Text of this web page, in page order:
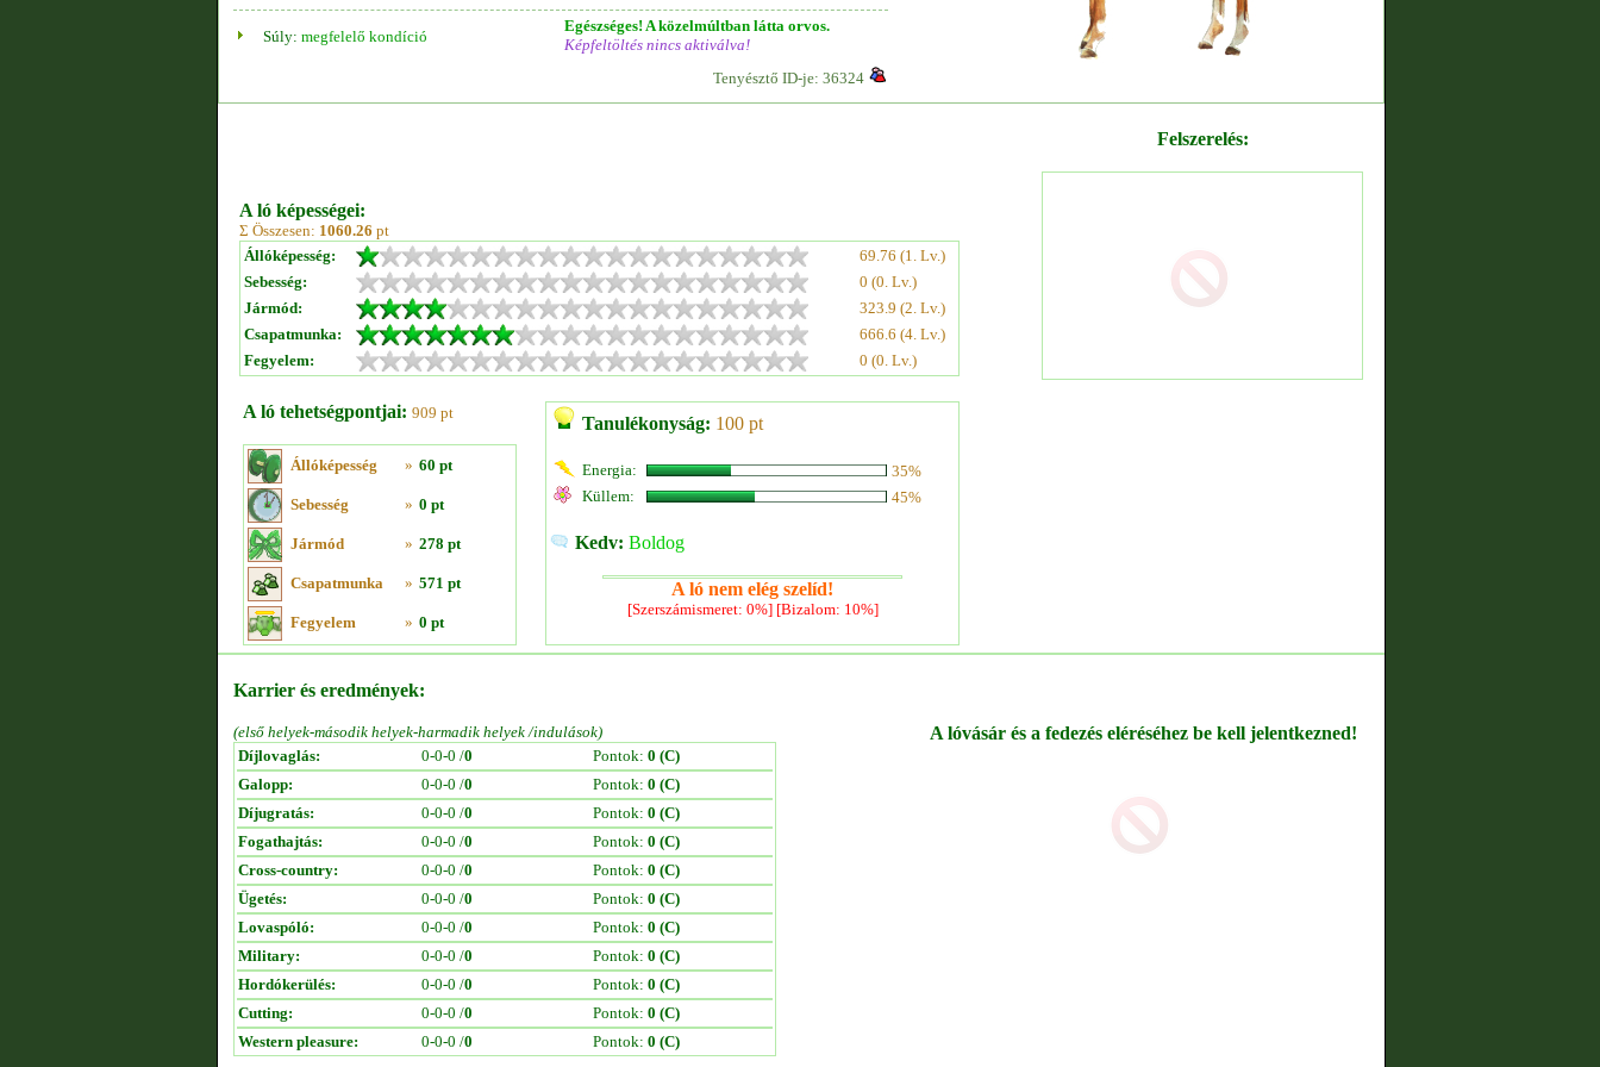
Súly: megfelelő kondíció
Egészséges! A közelmúltban látta orvos.
Képfeltöltés nincs aktiválva!
Tenyésztő ID-je: 36324
A ló képességei:
Σ Összesen: 1060.26 pt
Állóképesség:
69.76 (1. Lv.)
Sebesség:
0 (0. Lv.)
Jármód:
323.9 (2. Lv.)
Csapatmunka:
666.6 (4. Lv.)
Fegyelem:
0 (0. Lv.)
A ló tehetségpontjai: 909 pt
Állóképesség » 60 pt
Sebesség » 0 pt
Jármód » 278 pt
Csapatmunka » 571 pt
Fegyelem » 0 pt
Tanulékonyság: 100 pt
Energia:
35%
Küllem:
45%
Kedv: Boldog
A ló nem elég szelíd!
[Szerszámismeret: 0%] [Bizalom: 10%]
Felszerelés:
Karrier és eredmények:
(első helyek-második helyek-harmadik helyek /indulások)
Díjlovaglás:
0-0-0 /0 Pontok: 0 (C)
Galopp:
0-0-0 /0 Pontok: 0 (C)
Díjugratás:
0-0-0 /0 Pontok: 0 (C)
Fogathajtás:
0-0-0 /0 Pontok: 0 (C)
Cross-country:
0-0-0 /0 Pontok: 0 (C)
Ügetés:
0-0-0 /0 Pontok: 0 (C)
Lovaspóló:
0-0-0 /0 Pontok: 0 (C)
Military:
0-0-0 /0 Pontok: 0 (C)
Hordókerülés:
0-0-0 /0 Pontok: 0 (C)
Cutting:
0-0-0 /0 Pontok: 0 (C)
Western pleasure:
0-0-0 /0 Pontok: 0 (C)
A lóvásár és a fedezés eléréséhez be kell jelentkezned!